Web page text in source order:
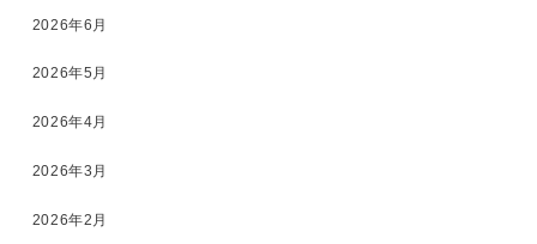
2026年6月
2026年5月
2026年4月
2026年3月
2026年2月